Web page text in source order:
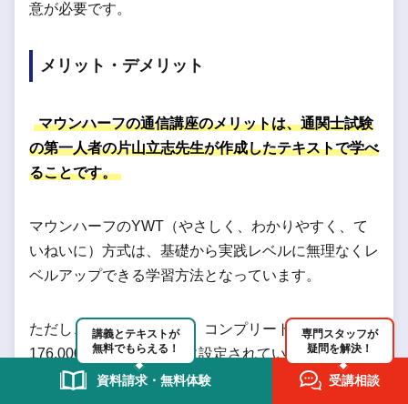
意が必要です。
メリット・デメリット
マウンハーフの通信講座のメリットは、通関士試験
の第一人者の片山立志先生が作成したテキストで学べ
ることです。
マウンハーフのYWT（やさしく、わかりやすく、て
いねいに）方式は、基礎から実践レベルに無理なくレ
ベルアップできる学習方法となっています。
ただし、マウンハーフは、コンプリートコースが
176,000円と価格が高めに設定されています。
講義とテキストが
無料でもらえる！
資料請求・無料体験
専門スタッフが
疑問を解決！
受講相談